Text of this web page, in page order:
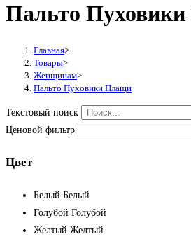
Пальто
Главная>
Товары>
Женщинам>
Пальто Пуховики Плащи
Текстовый поиск
Ценовой фильтр
Цвет
Белый Белый
Голубой Голубой
Желтый Желтый